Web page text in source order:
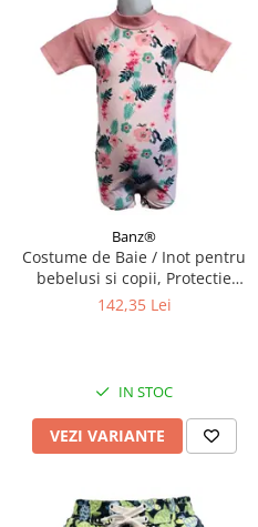
Banz®
Costume de Baie / Inot pentru
bebelusi si copii, Protectie
Soare UPF50+, Floral Pink,
142,35 Lei
IN STOC
VEZI VARIANTE